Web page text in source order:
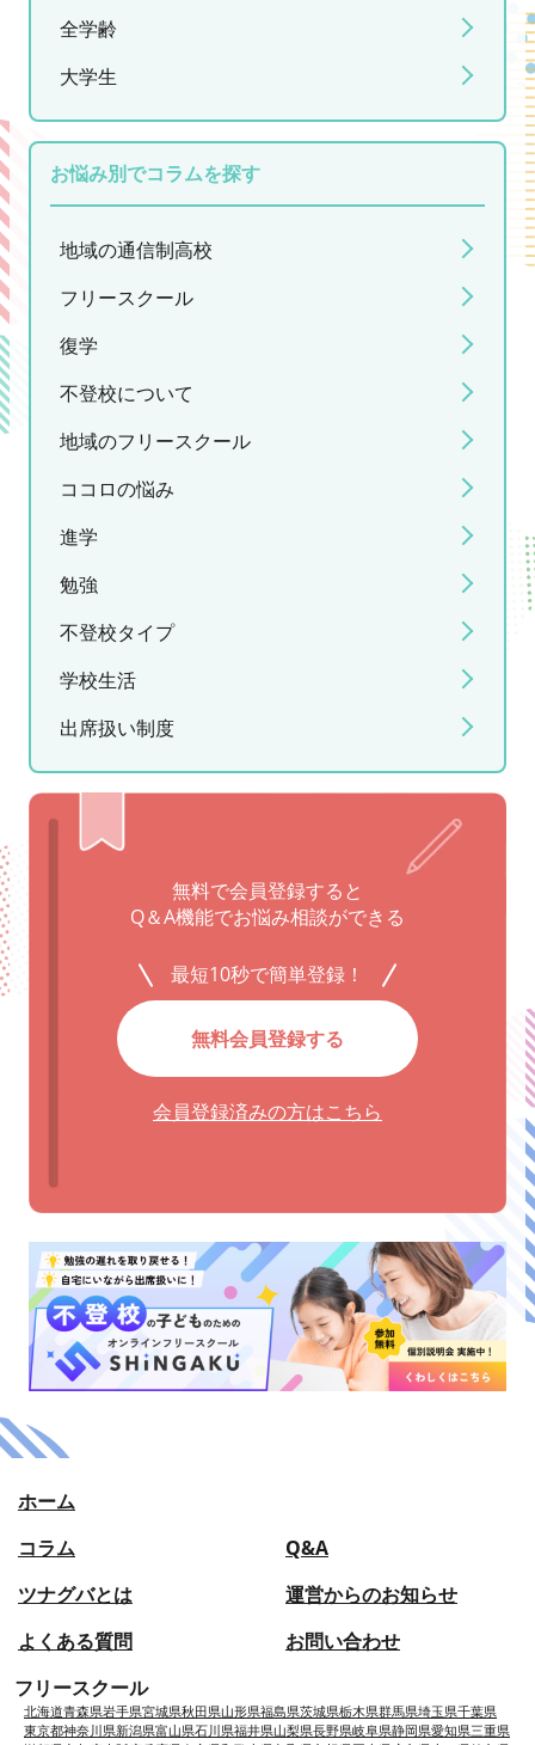
全学齢
大学生
お悩み別でコラムを探す
地域の通信制高校
フリースクール
復学
不登校について
地域のフリースクール
ココロの悩み
進学
勉強
不登校タイプ
学校生活
出席扱い制度
無料で会員登録すると
Q＆A機能でお悩み相談ができる
最短10秒で簡単登録！
無料会員登録する
会員登録済みの方はこちら
ホーム
コラム
Q&A
ツナグバとは
よくある質問
運営からのお知らせ
お問い合わせ
フリースクール
北海道青森県岩手県宮城県秋田県山形県福島県茨城県栃木県群馬県埼玉県千葉県
東京都神奈川県新潟県富山県石川県福井県山梨県長野県岐阜県静岡県愛知県三重県